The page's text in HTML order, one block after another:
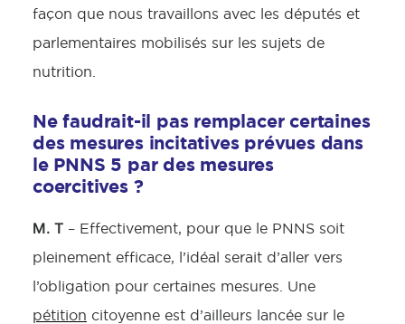
façon que nous travaillons avec les députés et
parlementaires mobilisés sur les sujets de
nutrition.
Ne faudrait-il pas remplacer certaines
des mesures incitatives prévues dans
le PNNS 5 par des mesures
coercitives ?
M. T – Effectivement, pour que le PNNS soit
pleinement efficace, l’idéal serait d’aller vers
l’obligation pour certaines mesures. Une
pétition citoyenne est d’ailleurs lancée sur le